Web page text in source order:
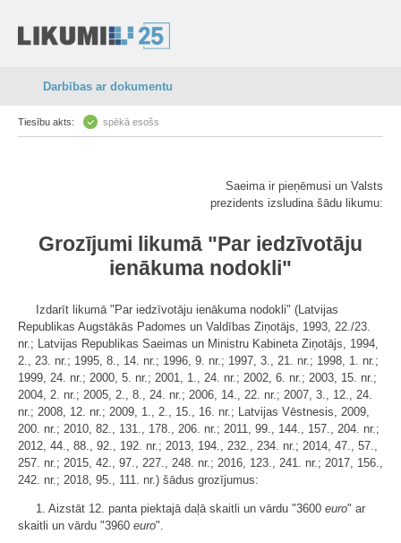
Darbības ar dokumentu
Tiesību akts: spēkā esošs
Saeima ir pieņēmusi un Valsts
prezidents izsludina šādu likumu:
Grozījumi likumā "Par iedzīvotāju
ienākuma nodokli"
Izdarīt likumā "Par iedzīvotāju ienākuma nodokli" (Latvijas
Republikas Augstākās Padomes un Valdības Ziņotājs, 1993, 22./23.
nr.; Latvijas Republikas Saeimas un Ministru Kabineta Ziņotājs, 1994,
2., 23. nr.; 1995, 8., 14. nr.; 1996, 9. nr.; 1997, 3., 21. nr.; 1998, 1. nr.;
1999, 24. nr.; 2000, 5. nr.; 2001, 1., 24. nr.; 2002, 6. nr.; 2003, 15. nr.;
2004, 2. nr.; 2005, 2., 8., 24. nr.; 2006, 14., 22. nr.; 2007, 3., 12., 24.
nr.; 2008, 12. nr.; 2009, 1., 2., 15., 16. nr.; Latvijas Vēstnesis, 2009,
200. nr.; 2010, 82., 131., 178., 206. nr.; 2011, 99., 144., 157., 204. nr.;
2012, 44., 88., 92., 192. nr.; 2013, 194., 232., 234. nr.; 2014, 47., 57.,
257. nr.; 2015, 42., 97., 227., 248. nr.; 2016, 123., 241. nr.; 2017, 156.,
242. nr.; 2018, 95., 111. nr.) šādus grozījumus:
1. Aizstāt 12. panta piektajā daļā skaitli un vārdu "3600 euro" ar
skaitli un vārdu "3960 euro".